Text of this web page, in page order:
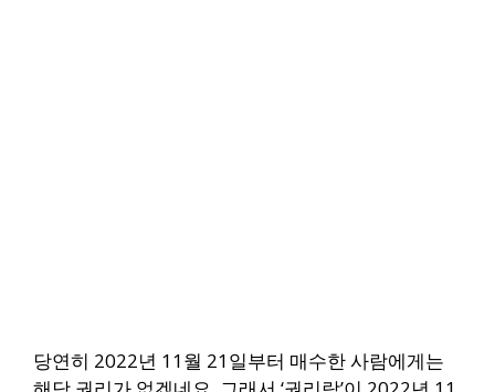
당연히 2022년 11월 21일부터 매수한 사람에게는